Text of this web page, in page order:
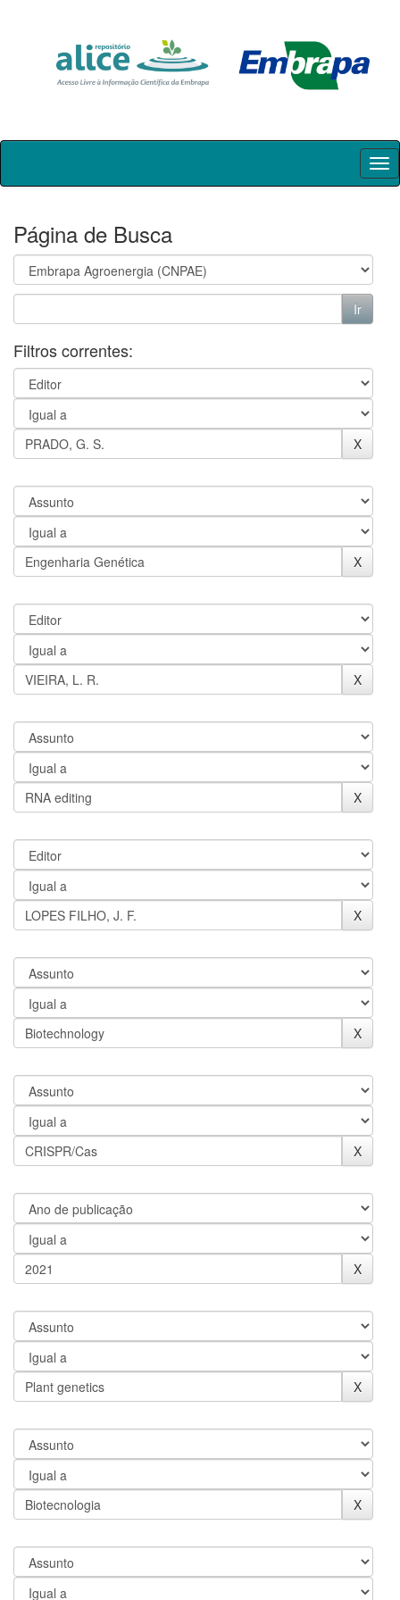
Skip
Página de Busca
Filtros correntes: